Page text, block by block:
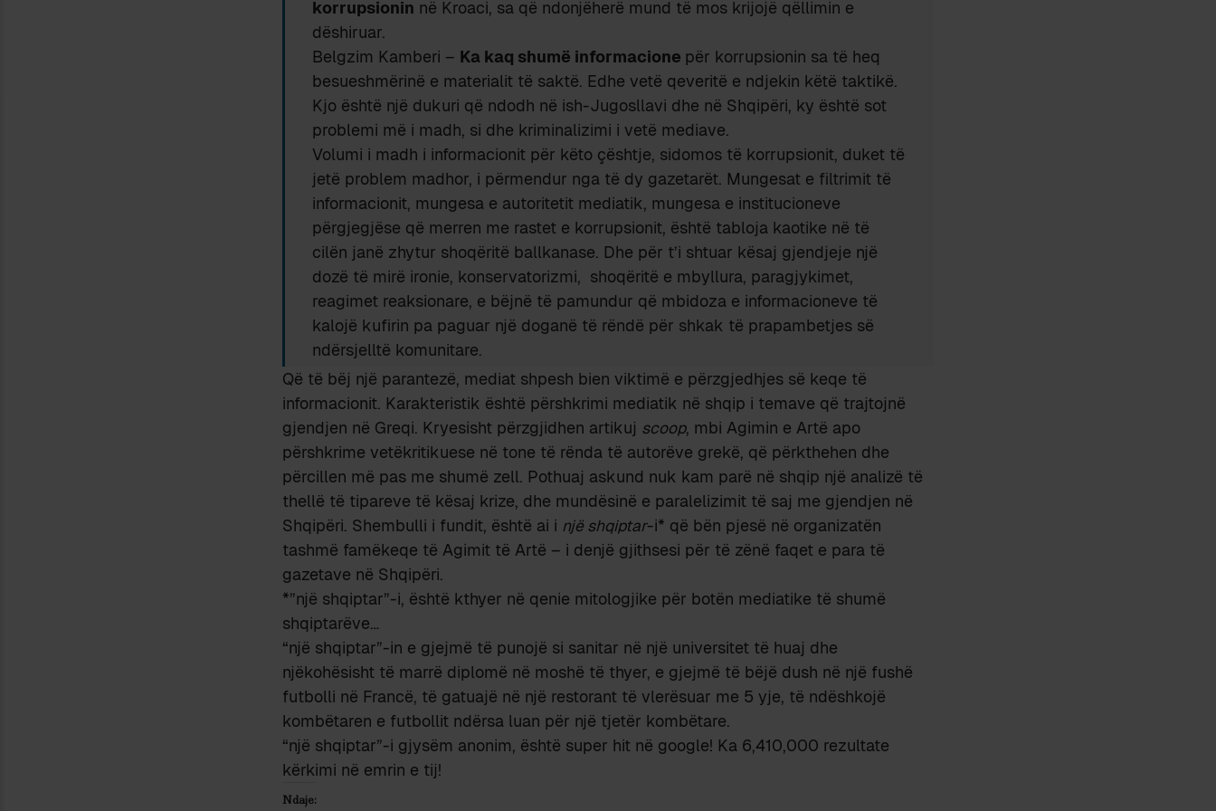
korrupsionin në Kroaci, sa që ndonjëherë mund të mos krijojë qëllimin e
dëshiruar.
Belgzim Kamberi – Ka kaq shumë informacione për korrupsionin sa të heq
besueshmërinë e materialit të saktë. Edhe vetë qeveritë e ndjekin këtë taktikë.
Kjo është një dukuri që ndodh në ish-Jugosllavi dhe në Shqipëri, ky është sot
problemi më i madh, si dhe kriminalizimi i vetë mediave.
Volumi i madh i informacionit për këto çështje, sidomos të korrupsionit, duket të
jetë problem madhor, i përmendur nga të dy gazetarët. Mungesat e filtrimit të
informacionit, mungesa e autoritetit mediatik, mungesa e institucioneve
përgjegjëse që merren me rastet e korrupsionit, është tabloja kaotike në të
cilën janë zhytur shoqëritë ballkanase. Dhe për t’i shtuar kësaj gjendjeje një
dozë të mirë ironie, konservatorizmi, shoqëritë e mbyllura, paragjykimet,
reagimet reaksionare, e bëjnë të pamundur që mbidoza e informacioneve të
kalojë kufirin pa paguar një doganë të rëndë për shkak të prapambetjes së
ndërsjelltë komunitare.
Që të bëj një parantezë, mediat shpesh bien viktimë e përzgjedhjes së keqe të
informacionit. Karakteristik është përshkrimi mediatik në shqip i temave që trajtojnë
gjendjen në Greqi. Kryesisht përzgjidhen artikuj scoop, mbi Agimin e Artë apo
përshkrime vetëkritikuese në tone të rënda të autorëve grekë, që përkthehen dhe
përcillen më pas me shumë zell. Pothuaj askund nuk kam parë në shqip një analizë të
thellë të tipareve të kësaj krize, dhe mundësinë e paralelizimit të saj me gjendjen në
Shqipëri. Shembulli i fundit, është ai i një shqiptar-i* që bën pjesë në organizatën
tashmë famëkeqe të Agimit të Artë – i denjë gjithsesi për të zënë faqet e para të
gazetave në Shqipëri.
*”një shqiptar”-i, është kthyer në qenie mitologjike për botën mediatike të shumë
shqiptarëve…
“një shqiptar”-in e gjejmë të punojë si sanitar në një universitet të huaj dhe
njëkohësisht të marrë diplomë në moshë të thyer, e gjejmë të bëjë dush në një fushë
futbolli në Francë, të gatuajë në një restorant të vlerësuar me 5 yje, të ndëshkojë
kombëtaren e futbollit ndërsa luan për një tjetër kombëtare.
“një shqiptar”-i gjysëm anonim, është super hit në google! Ka 6,410,000 rezultate
kërkimi në emrin e tij!
Ndaje: